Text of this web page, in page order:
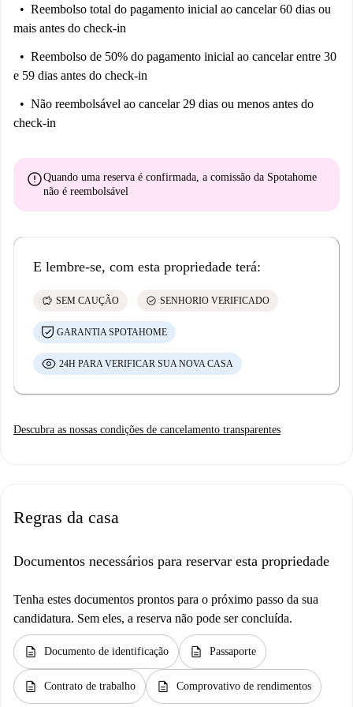
Reembolso total do pagamento inicial ao cancelar 60 dias ou
mais antes do check-in
Reembolso de 50% do pagamento inicial ao cancelar entre 30
e 59 dias antes do check-in
Não reembolsável ao cancelar 29 dias ou menos antes do
check-in
errorQuando uma reserva é confirmada, a comissão da Spotahome
não é reembolsável
E lembre-se, com esta propriedade terá:
savings SEM CAUÇÃO check_circle SENHORIO VERIFICADO
GARANTIA SPOTAHOME
24H PARA VERIFICAR SUA NOVA CASA
Descubra as nossas condições de cancelamento transparentes
Regras da casa
Documentos necessários para reservar esta propriedade
Tenha estes documentos prontos para o próximo passo da sua
candidatura. Sem eles, a reserva não pode ser concluída.
description Documento de identificação description Passaporte
description Contrato de trabalho description Comprovativo de rendimentos